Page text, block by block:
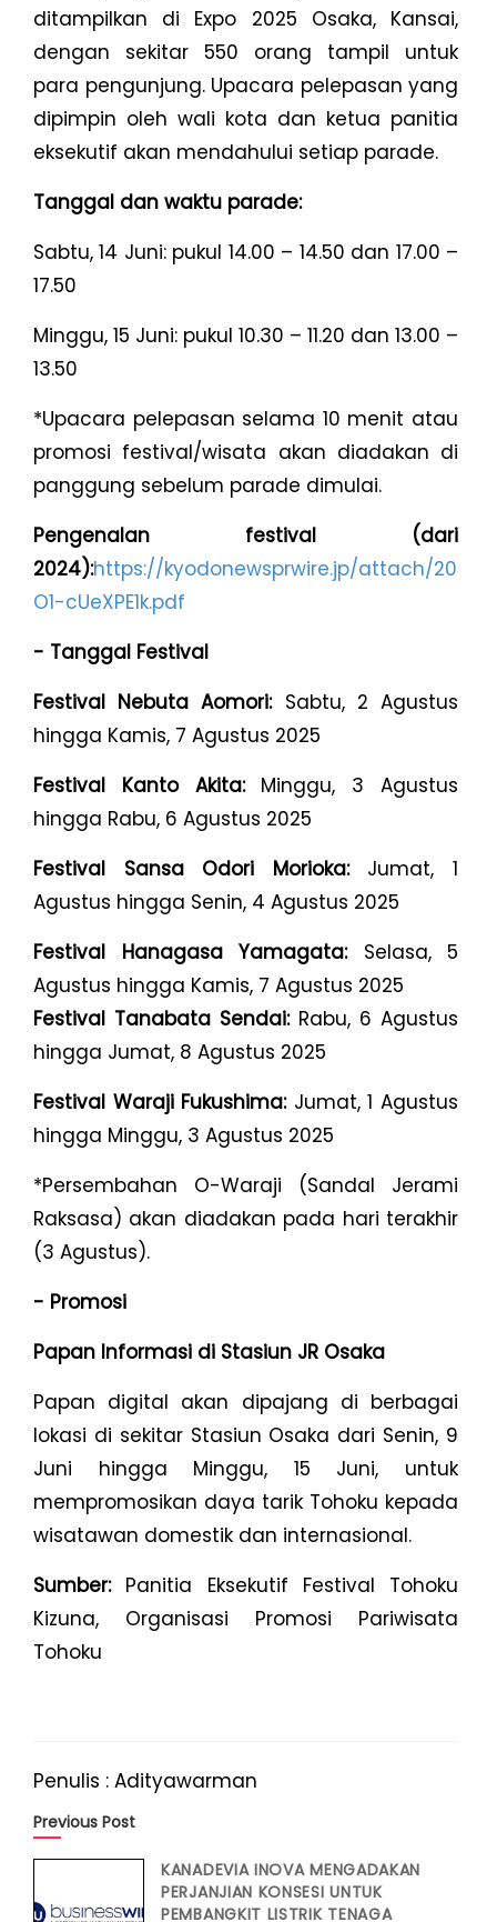
ditampilkan di Expo 2025 Osaka, Kansai,
dengan sekitar 550 orang tampil untuk
para pengunjung. Upacara pelepasan yang
dipimpin oleh wali kota dan ketua panitia
eksekutif akan mendahului setiap parade.
Tanggal dan waktu parade:
Sabtu, 14 Juni: pukul 14.00 – 14.50 dan 17.00 –
17.50
Minggu, 15 Juni: pukul 10.30 – 11.20 dan 13.00 –
13.50
*Upacara pelepasan selama 10 menit atau
promosi festival/wisata akan diadakan di
panggung sebelum parade dimulai.
Pengenalan festival (dari
2024):https://kyodonewsprwire.jp/attach/
O1-cUeXPE1k.pdf
- Tanggal Festival
Festival Nebuta Aomori:Sabtu, 2 Agustus
hingga Kamis, 7 Agustus 2025
Festival Kanto Akita:Minggu, 3 Agustus
hingga Rabu, 6 Agustus 2025
Festival Sansa Odori Morioka:Jumat, 1
Agustus hingga Senin, 4 Agustus 2025
Festival Hanagasa Yamagata:Selasa, 5
Agustus hingga Kamis, 7 Agustus 2025
Festival Tanabata Sendai:Rabu, 6 Agustus
hingga Jumat, 8 Agustus 2025
Festival Waraji Fukushima:Jumat, 1 Agustus
hingga Minggu, 3 Agustus 2025
*Persembahan O-Waraji (Sandal Jerami
Raksasa) akan diadakan pada hari terakhir
(3 Agustus).
- Promosi
Papan Informasi di Stasiun JR Osaka
Papan digital akan dipajang di berbagai
lokasi di sekitar Stasiun Osaka dari Senin, 9
Juni hingga Minggu, 15 Juni, untuk
mempromosikan daya tarik Tohoku kepada
wisatawan domestik dan internasional.
Sumber:Panitia Eksekutif Festival Tohoku
Kizuna, Organisasi Promosi Pariwisata
Tohoku
Penulis : Adityawarman
Previous Post
KANADEVIA INOVA MENGADAKAN
PERJANJIAN KONSESI UNTUK
PEMBANGKIT LISTRIK TENAGA